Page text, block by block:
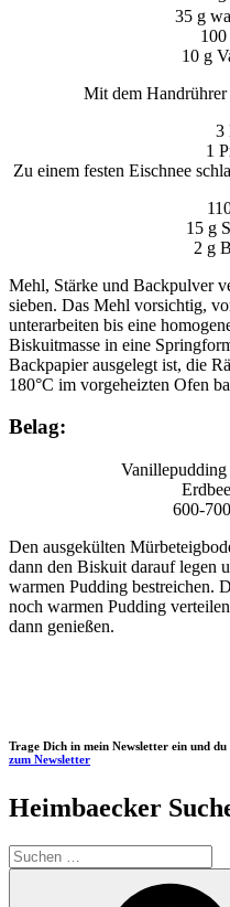
35 g
10 g
Mit dem
3
1
Zu einem festen Eischnee
15 g
2 g
Mehl, Stärke und Backpulver
sieben. Das Mehl vorsichtig,
unterarbeiten bis eine
Biskuitmasse in eine
Backpapier ausgelegt ist, die
180°C im vorgeheizten Ofen
Belag:
600-
Den ausgekülten
dann den Biskuit darauf legen
warmen Pudding bestreichen.
noch warmen Pudding
dann genießen.
Trage Dich in mein Newsletter ein und
zum Newsletter
Heimbaecker
Suchen
nach: